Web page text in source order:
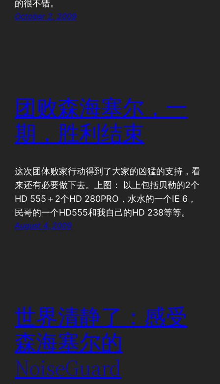
的很不错。
October 2, 2009
团败森海塞尔，一
期，胜利结束
这次团体败家行动得到了大家的凶猛的支持，看
来还有必要做下去。上图： 以上包括贝勒的2个
HD 555＋2个HD 280PRO，水水的一个IE 6，
民哥的一个HD555和我自己的HD 238等等。
August 4, 2009
世界清静了：感受
森海塞尔的
NoiseGuard